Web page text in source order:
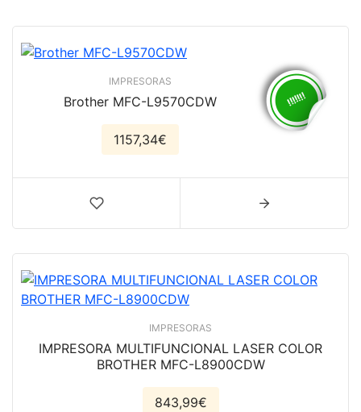
IMPRESORAS
Brother MFC-L9570CDW
1157,34€
IMPRESORAS
IMPRESORA MULTIFUNCIONAL LASER COLOR
BROTHER MFC-L8900CDW
843,99€